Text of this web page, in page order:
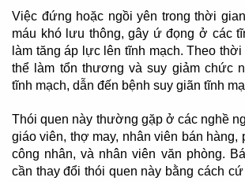
Việc đứng hoặc ngồi yên trong thời
máu khó lưu thông, gây ứ đọng ở các
làm tăng áp lực lên tĩnh mạch. Theo
thể làm tổn thương và suy giảm chức
tĩnh mạch, dẫn đến bệnh suy giãn tĩnh
Thói quen này thường gặp ở các nghề
giáo viên, thợ may, nhân viên bán hàng,
công nhân, và nhân viên văn phòng.
cần thay đổi thói quen này bằng cách